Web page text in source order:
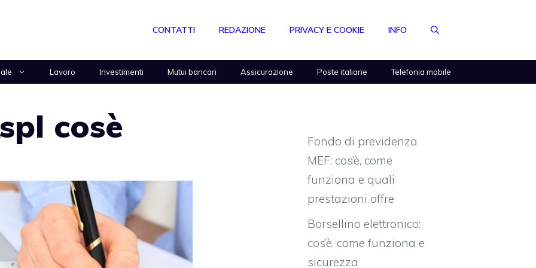
CONTATTI REDAZIONE PRIVACY E COOKIE INFO
Lavoro Investimenti Mutui bancari Assicurazione Poste italiane Telefonia mobile
cosè
Fondo di previdenza
MEF: cos’è, come
funziona e quali
prestazioni offre
Borsellino elettronico:
cos’è, come funziona e
sicurezza